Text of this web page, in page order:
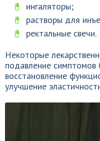
ингаляторы;
растворы для
ректальные свечи.
Некоторые
подавление симптомов
восстановление
улучшение